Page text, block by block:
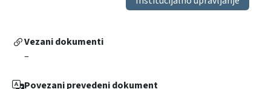
Vezani dokumenti
–
Povezani prevedeni dokument